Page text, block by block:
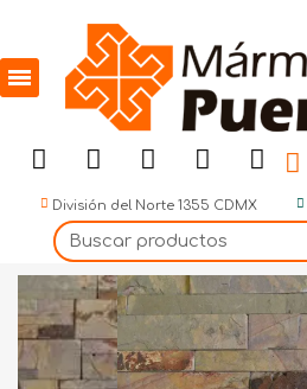
División del Norte 1355 CDMX